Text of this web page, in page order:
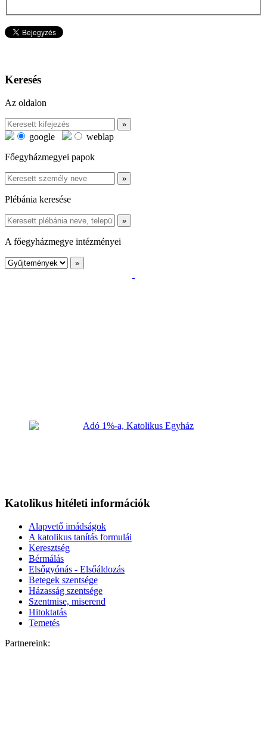
Keresés
Az oldalon
google
weblap
Főegyházmegyei papok
Plébánia keresése
A főegyházmegye intézményei
Katolikus hitéleti információk
Alapvető imádságok
A katolikus tanítás formulái
Keresztség
Bérmálás
Elsőgyónás - Elsőáldozás
Betegek szentsége
Házasság szentsége
Szentmise, miserend
Hitoktatás
Temetés
Partnereink: